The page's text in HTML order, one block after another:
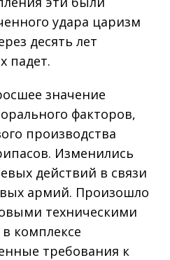
удара царизм
десять лет
падет.
значение
факторов,
производства
Изменились
действий в связи
армий. Произошло
техническими
комплексе
требования к